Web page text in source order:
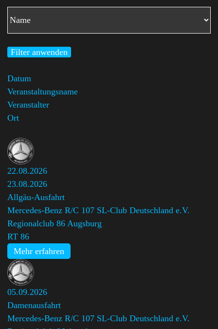
Filter anwenden
Datum
Veranstaltungsname
Veranstalter
Ort
22.08.2026
23.08.2026
Allgäu-Ausfahrt
Mercedes-Benz R/C 107 SL-Club Deutschland e.V.
Regionalclub 86 Augsburg
RT 86
Mehr erfahren
05.09.2026
Damenausfahrt
Mercedes-Benz R/C 107 SL-Club Deutschland e.V.